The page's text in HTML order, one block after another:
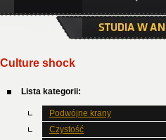
Culture shock
Lista kategorii:
Podwójne krany
Czystość